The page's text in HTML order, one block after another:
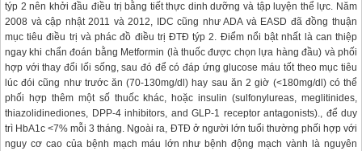
týp 2 nên khởi đầu điều trị bằng tiết thực dinh dưỡng và tập luyện thể lực. Năm
2008 và cập nhật 2011 và 2012, IDC cũng như ADA và EASD đã đồng thuận
mục tiêu điều trị và phác đồ điều trị ĐTĐ týp 2. Điểm nổi bật nhất là can thiệp
ngay khi chẩn đoán bằng Metformin (là thuốc được chọn lựa hàng đầu) và phối
hợp với thay đổi lối sống, sau đó để có đáp ứng glucose máu tốt theo mục tiêu
lúc đói cũng như trước ăn (70-130mg/dl) hay sau ăn 2 giờ (<180mg/dl) có thể
phối hợp thêm một số thuốc khác, hoặc insulin (sulfonylureas, meglitinides,
thiazolidinediones, DPP-4 inhibitors, and GLP-1 receptor antagonists)., để duy
trì HbA1c <7% mỗi 3 tháng. Ngoài ra, ĐTĐ ở người lớn tuổi thường phối hợp với
nguy cơ cao của bệnh mạch máu lớn như bệnh động mạch vành là nguyên